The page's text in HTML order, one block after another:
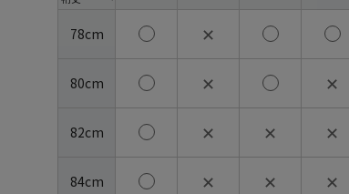
78cm ✕
80cm ✕ ✕
82cm ✕ ✕ ✕
84cm ✕ ✕ ✕